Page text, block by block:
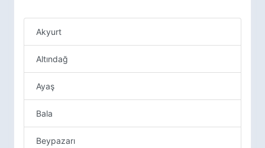
Akyurt
Altındağ
Ayaş
Bala
Beypazarı